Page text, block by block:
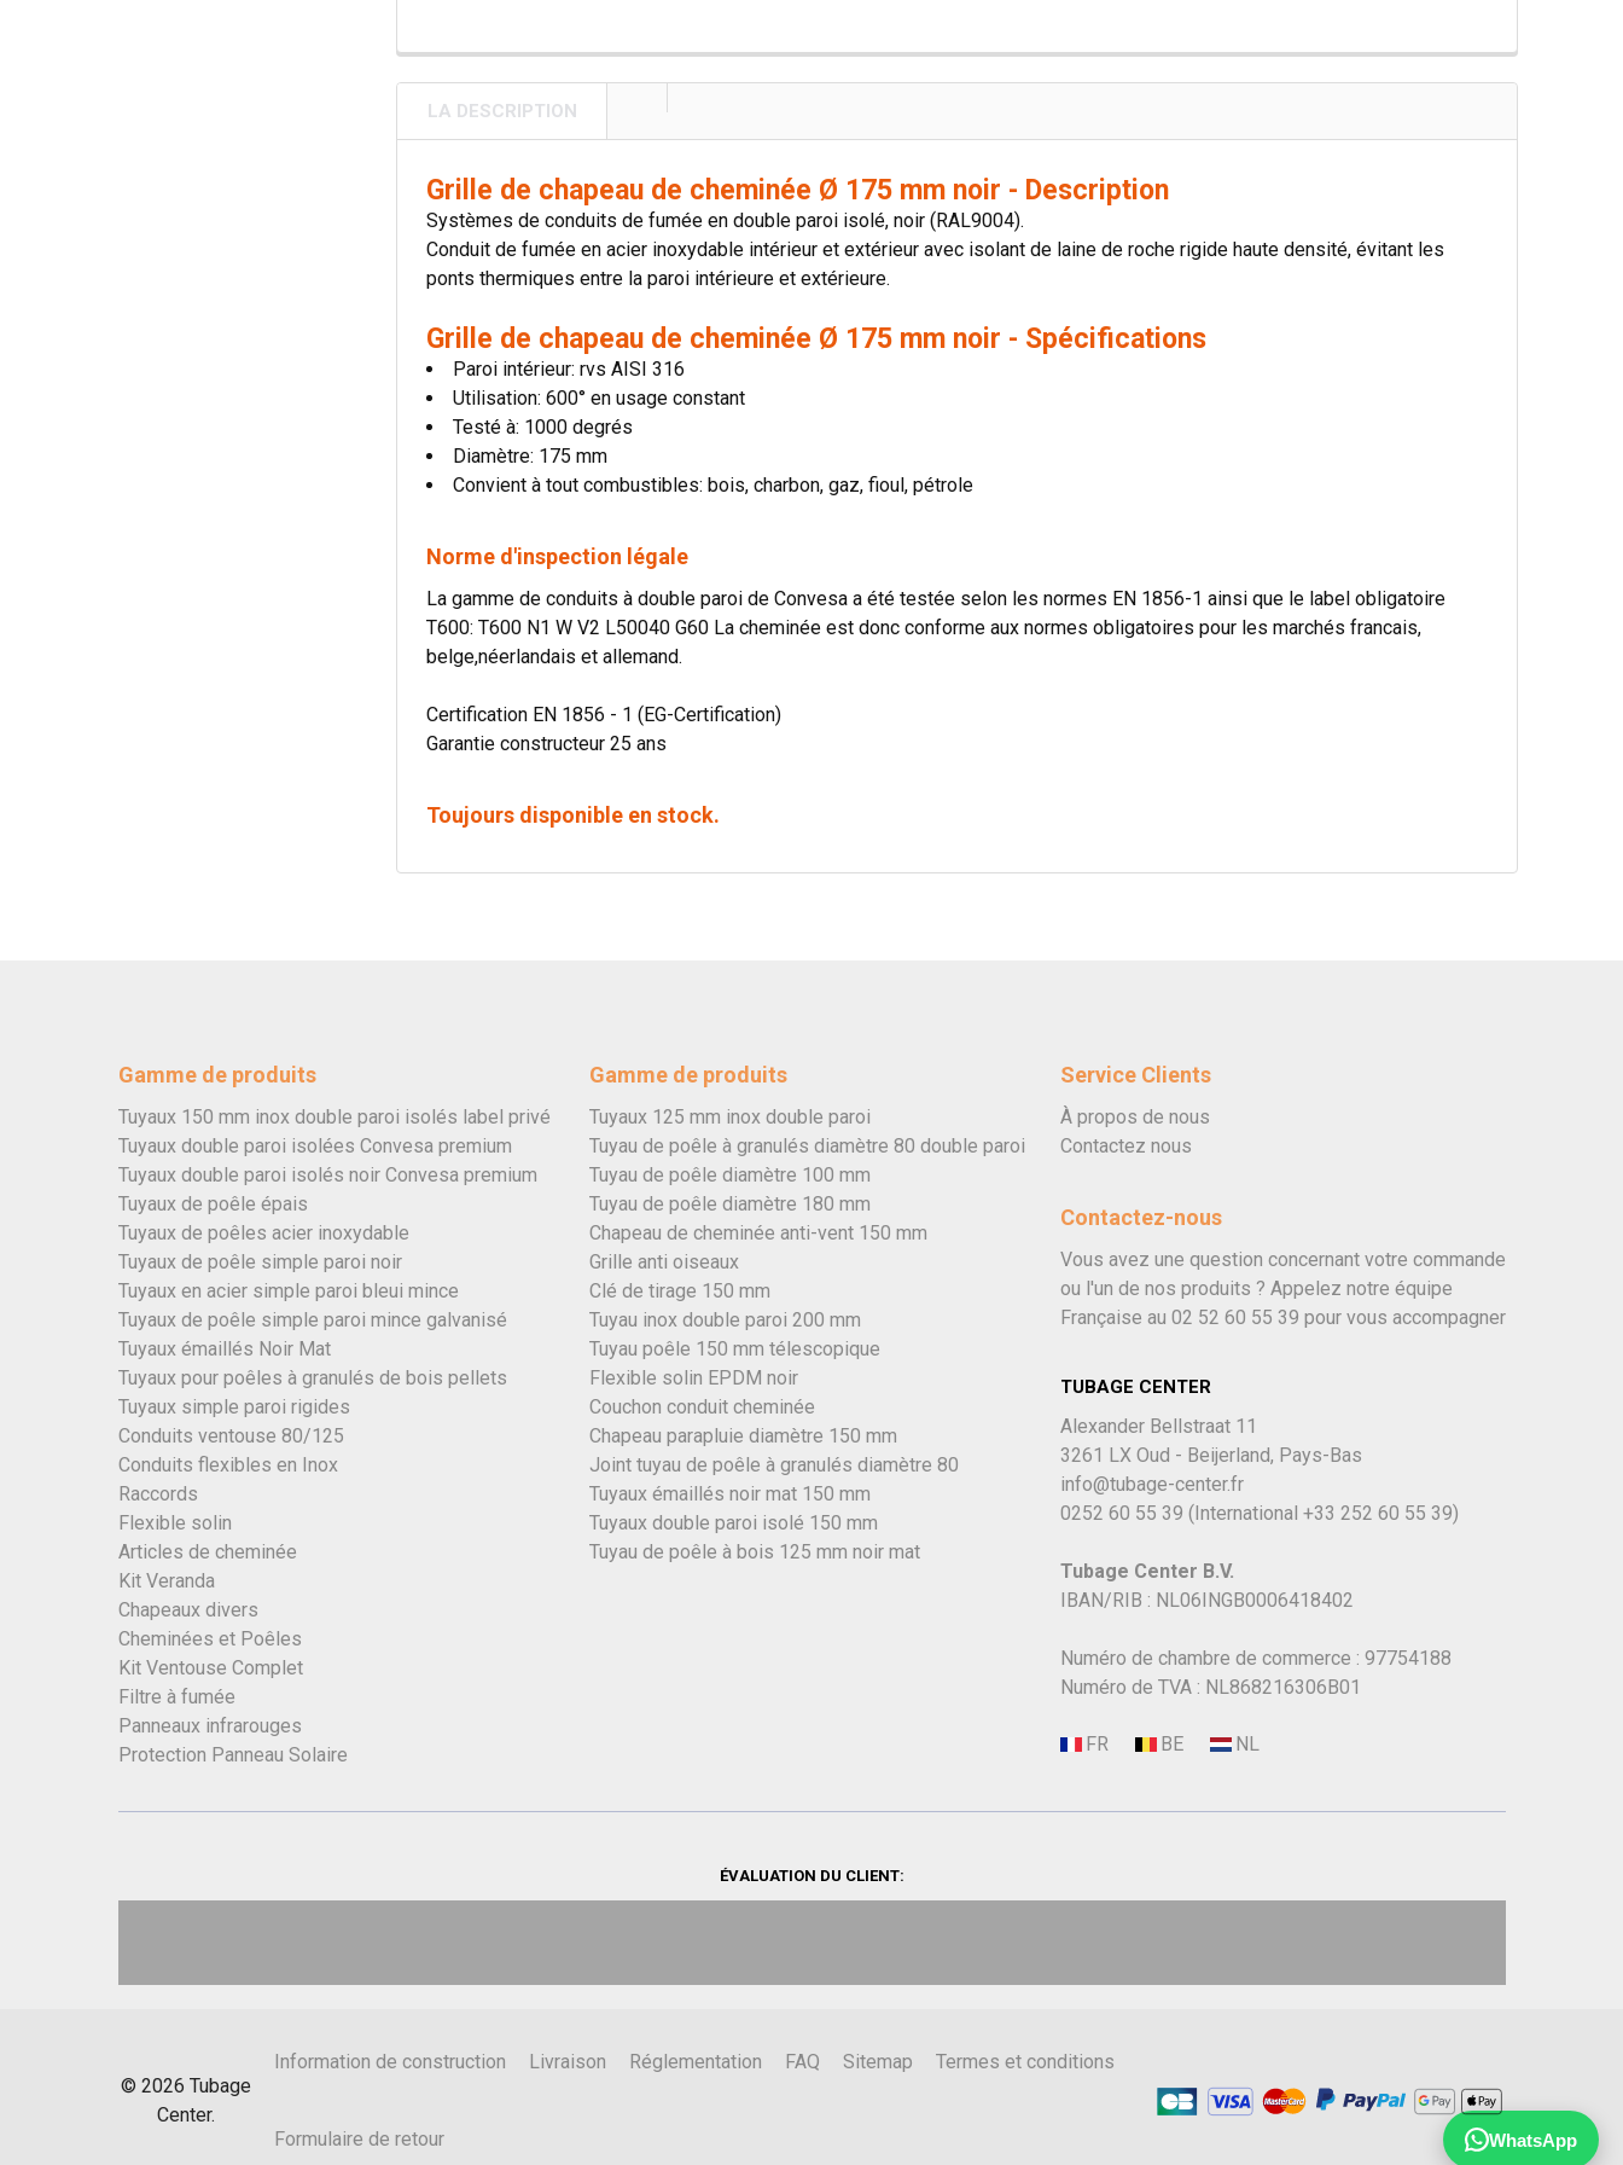
LA DESCRIPTION
Grille de chapeau de cheminée Ø 175 mm noir - Description
Systèmes de conduits de fumée en double paroi isolé, noir (RAL9004).
Conduit de fumée en acier inoxydable intérieur et extérieur avec isolant de laine de roche rigide haute densité, évitant les
ponts thermiques entre la paroi intérieure et extérieure.
Grille de chapeau de cheminée Ø 175 mm noir - Spécifications
Paroi intérieur: rvs AISI 316
Utilisation: 600° en usage constant
Testé à: 1000 degrés
Diamètre: 175 mm
Convient à tout combustibles: bois, charbon, gaz, fioul, pétrole
Norme d'inspection légale
La gamme de conduits à double paroi de Convesa a été testée selon les normes EN 1856-1 ainsi que le label obligatoire
T600: T600 N1 W V2 L50040 G60 La cheminée est donc conforme aux normes obligatoires pour les marchés francais,
belge,néerlandais et allemand.
Certification EN 1856 - 1 (EG-Certification)
Garantie constructeur 25 ans
Toujours disponible en stock.
WhatsApp
Gamme de produits
Tuyaux 150 mm inox double paroi isolés label privé
Tuyaux double paroi isolées Convesa premium
Tuyaux double paroi isolés noir Convesa premium
Tuyaux de poêle épais
Tuyaux de poêles acier inoxydable
Tuyaux de poêle simple paroi noir
Tuyaux en acier simple paroi bleui mince
Tuyaux de poêle simple paroi mince galvanisé
Tuyaux émaillés Noir Mat
Tuyaux pour poêles à granulés de bois pellets
Tuyaux simple paroi rigides
Conduits ventouse 80/125
Conduits flexibles en Inox
Raccords
Flexible solin
Articles de cheminée
Kit Veranda
Chapeaux divers
Cheminées et Poêles
Kit Ventouse Complet
Filtre à fumée
Panneaux infrarouges
Protection Panneau Solaire
Gamme de produits
Tuyaux 125 mm inox double paroi
Tuyau de poêle à granulés diamètre 80 double paroi
Tuyau de poêle diamètre 100 mm
Tuyau de poêle diamètre 180 mm
Chapeau de cheminée anti-vent 150 mm
Grille anti oiseaux
Clé de tirage 150 mm
Tuyau inox double paroi 200 mm
Tuyau poêle 150 mm télescopique
Flexible solin EPDM noir
Couchon conduit cheminée
Chapeau parapluie diamètre 150 mm
Joint tuyau de poêle à granulés diamètre 80
Tuyaux émaillés noir mat 150 mm
Tuyaux double paroi isolé 150 mm
Tuyau de poêle à bois 125 mm noir mat
Service Clients
À propos de nous
Contactez nous
Contactez-nous
Vous avez une question concernant votre commande
ou l'un de nos produits ? Appelez notre équipe
Française au 02 52 60 55 39 pour vous accompagner
TUBAGE CENTER
Alexander Bellstraat 11
3261 LX Oud - Beijerland, Pays-Bas
info@tubage-center.fr
0252 60 55 39 (International +33 252 60 55 39)
Tubage Center B.V.
IBAN/RIB : NL06INGB0006418402
Numéro de chambre de commerce : 97754188
Numéro de TVA : NL868216306B01
ÉVALUATION DU CLIENT:
© 2026 Tubage
Center.
Information de construction Livraison Réglementation FAQ Sitemap Termes et conditions
Formulaire de retour